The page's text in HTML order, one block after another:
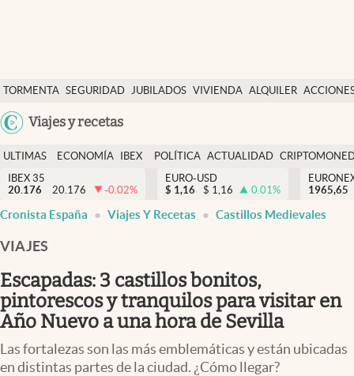
TORMENTA SEGURIDAD JUBILADOS VIVIENDA ALQUILER
USA
Colombia
Viajes y recetas
Economía y finanzas
Política
Actualidad
Criptomonedas
España
ULTIMAS
NOTICIAS
ECONOMÍA
FINANZAS
IBEX
EURO
POLÍTICA ACTUALIDAD
IBEX 35
20.176
20.176 -0.02%
EURO-USD
$ 1,16 $ 1,16 0.01%
1965,65
Cronista España Viajes Y Recetas Castillos Medievales
VIAJES
Escapadas: 3 castillos bonitos,
pintorescos y tranquilos para visitar en
Año Nuevo a una hora de Sevilla
Las fortalezas son las más emblemáticas y están ubicadas
en distintas partes de la ciudad. ¿Cómo llegar?